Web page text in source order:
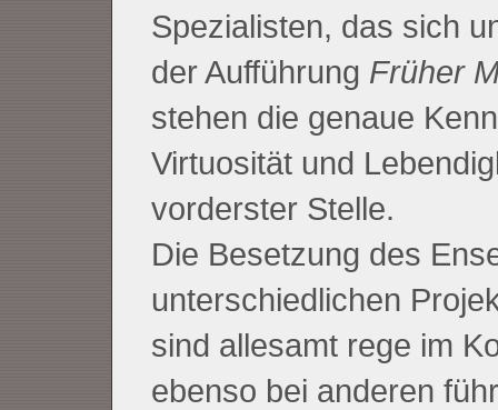
Spezialisten, das sich
der Aufführung Früher
stehen die genaue
Virtuosität und
vorderster Stelle.
Die Besetzung des
unterschiedlichen
sind allesamt rege im
ebenso bei anderen